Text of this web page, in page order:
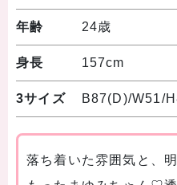
年齢 24歳
身長 157cm
3サイズ B87(D)/W51/
落ち着いた雰囲気と、